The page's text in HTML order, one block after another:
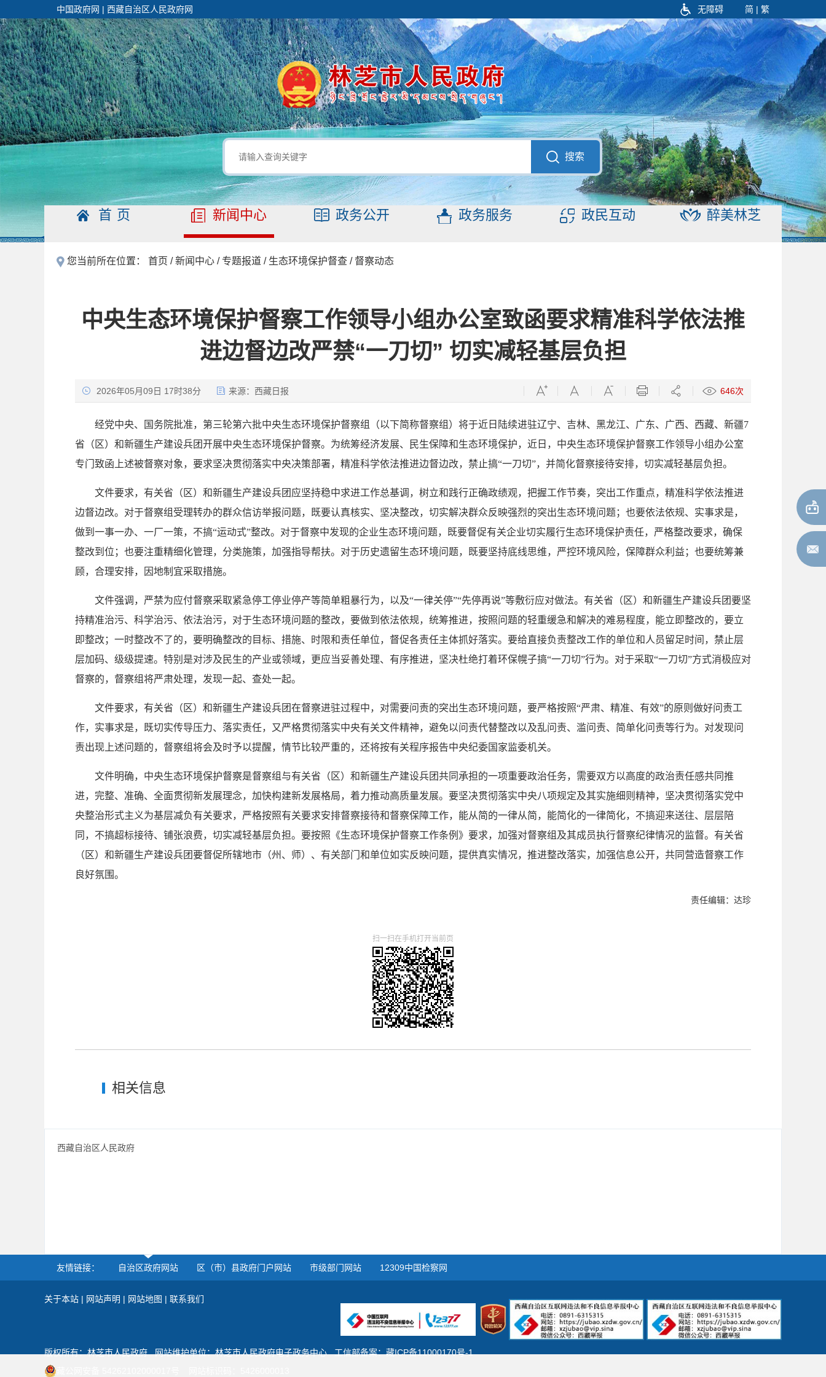
中国政府网 | 西藏自治区人民政府网 简 | 繁
无障碍
搜索
首页 新闻中心 政务公开 政务服务 政民互动 醉美林芝
您当前所在位置： 首页 /新闻中心 / 专题报道 / 生态环境保护督查 /督察动态
中央生态环境保护督察工作领导小组办公室致函要求精准科学依法推
进边督边改严禁“一刀切” 切实减轻基层负担
2026年05月09日 17时38分 来源： 西藏日报 646次
经党中央、国务院批准，第三轮第六批中央生态环境保护督察组（以下简称督察组）将于近日陆续进驻辽宁、吉林、黑龙江、广东、广西、西藏、新疆7
省（区）和新疆生产建设兵团开展中央生态环境保护督察。为统筹经济发展、民生保障和生态环境保护，近日，中央生态环境保护督察工作领导小组办公室
专门致函上述被督察对象，要求坚决贯彻落实中央决策部署，精准科学依法推进边督边改，禁止搞“一刀切”，并简化督察接待安排，切实减轻基层负担。
文件要求，有关省（区）和新疆生产建设兵团应坚持稳中求进工作总基调，树立和践行正确政绩观，把握工作节奏，突出工作重点，精准科学依法推进
边督边改。对于督察组受理转办的群众信访举报问题，既要认真核实、坚决整改，切实解决群众反映强烈的突出生态环境问题；也要依法依规、实事求是，
做到一事一办、一厂一策，不搞“运动式”整改。对于督察中发现的企业生态环境问题，既要督促有关企业切实履行生态环境保护责任，严格整改要求，确保
整改到位；也要注重精细化管理，分类施策，加强指导帮扶。对于历史遗留生态环境问题，既要坚持底线思维，严控环境风险，保障群众利益；也要统筹兼
顾，合理安排，因地制宜采取措施。
文件强调，严禁为应付督察采取紧急停工停业停产等简单粗暴行为，以及“一律关停”“先停再说”等敷衍应对做法。有关省（区）和新疆生产建设兵团要坚
持精准治污、科学治污、依法治污，对于生态环境问题的整改，要做到依法依规，统筹推进，按照问题的轻重缓急和解决的难易程度，能立即整改的，要立
即整改；一时整改不了的，要明确整改的目标、措施、时限和责任单位，督促各责任主体抓好落实。要给直接负责整改工作的单位和人员留足时间，禁止层
层加码、级级提速。特别是对涉及民生的产业或领域，更应当妥善处理、有序推进，坚决杜绝打着环保幌子搞“一刀切”行为。对于采取“一刀切”方式消极应对
督察的，督察组将严肃处理，发现一起、查处一起。
文件要求，有关省（区）和新疆生产建设兵团在督察进驻过程中，对需要问责的突出生态环境问题，要严格按照“严肃、精准、有效”的原则做好问责工
作，实事求是，既切实传导压力、落实责任，又严格贯彻落实中央有关文件精神，避免以问责代替整改以及乱问责、滥问责、简单化问责等行为。对发现问
责出现上述问题的，督察组将会及时予以提醒，情节比较严重的，还将按有关程序报告中央纪委国家监委机关。
文件明确，中央生态环境保护督察是督察组与有关省（区）和新疆生产建设兵团共同承担的一项重要政治任务，需要双方以高度的政治责任感共同推
进，完整、准确、全面贯彻新发展理念，加快构建新发展格局，着力推动高质量发展。要坚决贯彻落实中央八项规定及其实施细则精神，坚决贯彻落实党中
央整治形式主义为基层减负有关要求，严格按照有关要求安排督察接待和督察保障工作，能从简的一律从简，能简化的一律简化，不搞迎来送往、层层陪
同，不搞超标接待、铺张浪费，切实减轻基层负担。要按照《生态环境保护督察工作条例》要求，加强对督察组及其成员执行督察纪律情况的监督。有关省
（区）和新疆生产建设兵团要督促所辖地市（州、师）、有关部门和单位如实反映问题，提供真实情况，推进整改落实，加强信息公开，共同营造督察工作
良好氛围。
责任编辑：达珍
扫一扫在手机打开当前页
相关信息
西藏自治区人民政府
友情链接： 自治区政府网站 区（市）县政府门户网站 市级部门网站 12309中国检察网
关于本站 | 网站声明 | 网站地图 | 联系我们
版权所有：林芝市人民政府 网站维护单位：林芝市人民政府电子政务中心 工信部备案：藏ICP备11000170号-1